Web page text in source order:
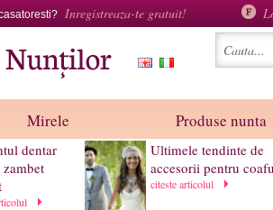
Inregistreaza-te gratuit!
Mirele Produse nunta
dentar
Ultimele tendinte de
accesorii pentru
citeste articolul